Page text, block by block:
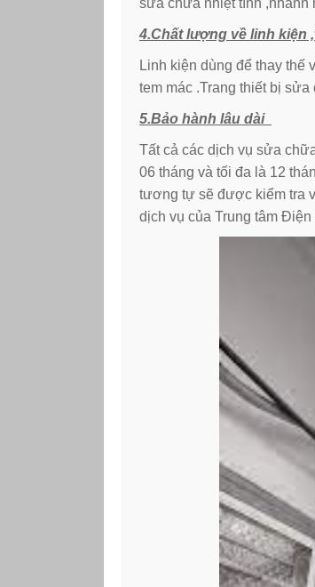
4.Chất lượng về linh kiện
Linh kiện dùng để thay thế
tem mác .Trang thiết bị
5.Bảo hành lâu dài
Tất cả các dịch vụ sửa
06 tháng và tối đa là 12
tương tự sẽ được kiểm tra
dịch vụ của Trung tâm